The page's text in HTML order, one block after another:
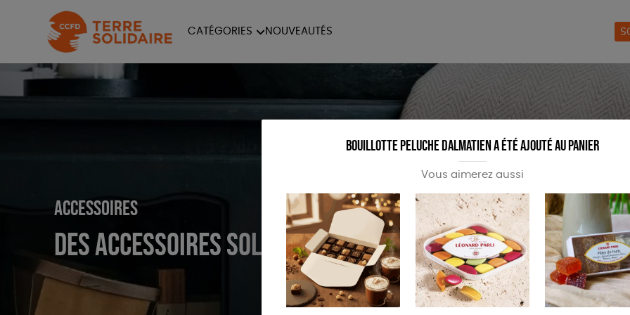
CATÉGORIES
PAPETERIE LIVRES JEUX
NOUVEAUTÉS
Accessoires
Des accessoires solidaires
Bouillotte peluche Dalmatien a été ajouté au panier
Vous aimerez aussi